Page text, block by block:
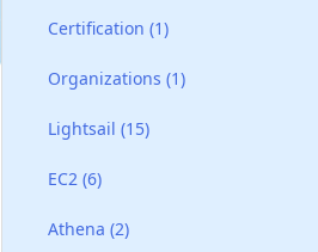
Certification(1)
Organizations(1)
Lightsail(15)
EC2(6)
Athena(2)